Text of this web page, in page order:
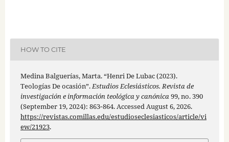
HOW TO CITE
Medina Balguerías, Marta. “Henri De Lubac (2023).
Teologías De ocasión”.Estudios Eclesiásticos. Revista de
investigación e información teológica y canónica99, no. 390
(September 19, 2024): 863‑864. Accessed August 6, 2026.
https://revistas.comillas.edu/estudioseclesiasticos/article/vi
ew/21923.